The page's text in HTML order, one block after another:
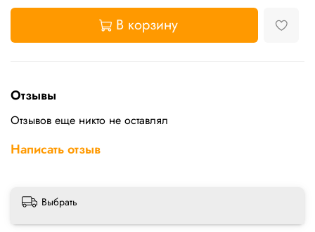
В корзину
Отзывы
Отзывов еще никто не оставлял
Написать отзыв
Выбрать